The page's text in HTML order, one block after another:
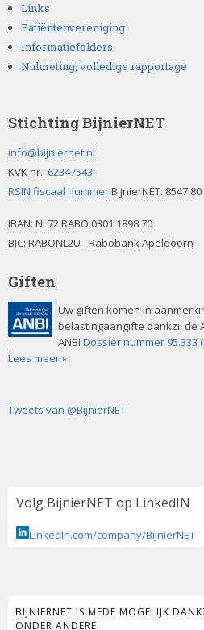
Links
Patiëntenvereniging
Informatiefolders
Nulmeting, volledige rapportage
Stichting BijnierNET
info@bijniernet.nl
KVK nr.: 62347543
RSIN fiscaal nummerBijnierNET: 8547 80
IBAN: NL72 RABO 0301 1898 70
BIC: RABONL2U - Rabobank Apeldoorn
Giften
Uw giften komen in
belastingaangifte dankzij de
ANBI Dossier nummer 95.333
Lees meer »
Tweets van @BijnierNET
Volg BijnierNET op LinkedIN
LinkedIn.com/company/BijnierNET
BIJNIERNET IS MEDE MOGELIJK
ONDER ANDERE: